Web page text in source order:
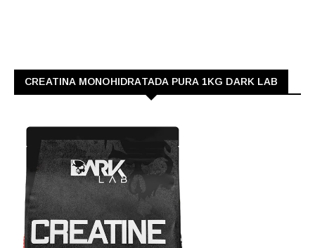
CREATINA MONOHIDRATADA PURA 1KG DARK LAB